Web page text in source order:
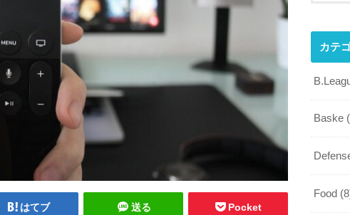
はてブ 送る Pocket
カテ
Baske
Food